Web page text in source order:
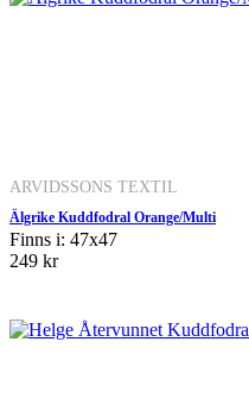
ARVIDSSONS TEXTIL
Älgrike Kuddfodral Orange/Multi
Finns i: 47x47
249 kr